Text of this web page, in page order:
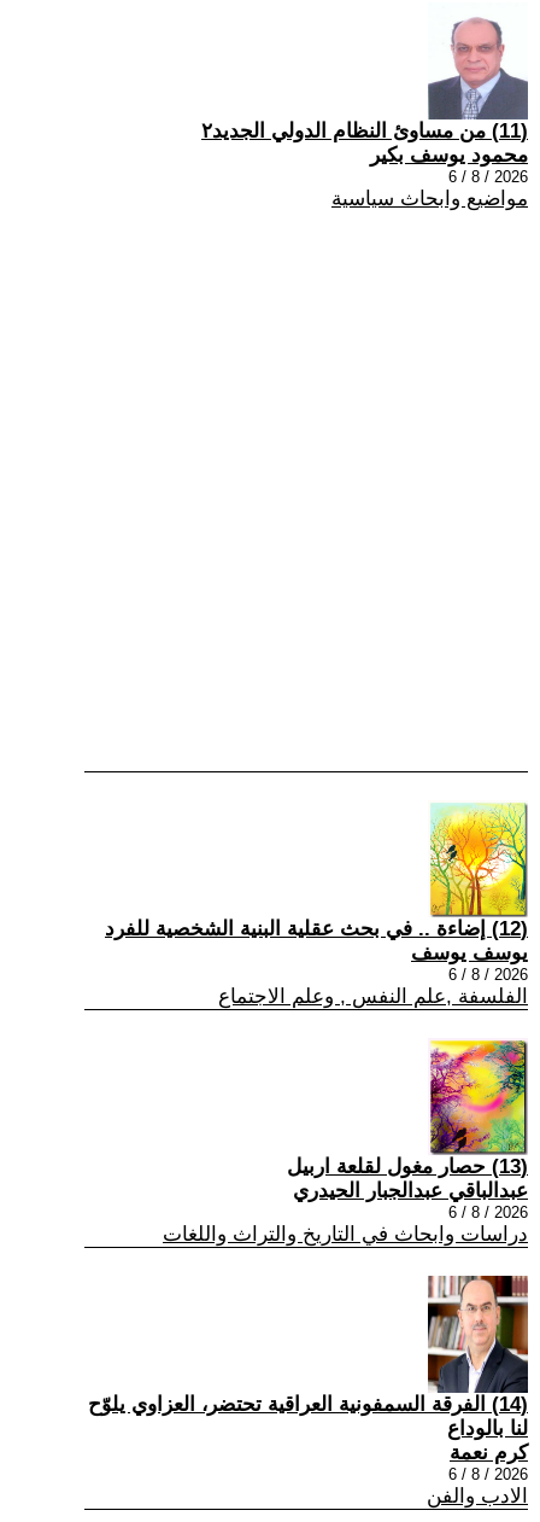
(11) من مساوئ النظام الدولي الجديد٢
محمود يوسف بكير
2026 / 8 / 6
مواضيع وابحاث سياسية
(12) إضاءة .. في بحث عقلية البنية الشخصية للفرد
يوسف يوسف
2026 / 8 / 6
الفلسفة ,علم النفس , وعلم الاجتماع
(13) حصار مغول لقلعة اربيل
عبدالباقي عبدالجبار الحيدري
2026 / 8 / 6
دراسات وابحاث في التاريخ والتراث واللغات
(14) الفرقة السمفونية العراقية تحتضر، العزاوي يلوّح
لنا بالوداع
كرم نعمة
2026 / 8 / 6
الادب والفن